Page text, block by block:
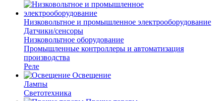
Низковольтное и промышленное электрооборудование
Датчики/сенсоры
Низковольтное оборудование
Промышленные контроллеры и автоматизация
производства
Реле
Освещение
Лампы
Светотехника